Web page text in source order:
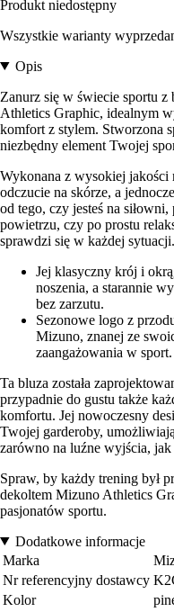
Produkt niedostępny
Wszystkie warianty
Opis
Zanurz się w świecie sportu
Athletics Graphic, idealnym
komfort z stylem. Stworzona
niezbędny element Twojej
Wykonana z wysokiej jakości
odczucie na skórze, a
od tego, czy jesteś na
powietrzu, czy po prostu
sprawdzi się w każdej sytuacji.
Jej klasyczny krój i
noszenia, a starannie
bez zarzutu.
Sezonowe logo z
Mizuno, znanej ze
zaangażowania w sport.
Ta bluza została
przypadnie do gustu także
komfortu. Jej nowoczesny
Twojej garderoby,
zarówno na luźne wyjścia,
Spraw, by każdy trening był
dekoltem Mizuno Athletics
pasjonatów sportu.
Dodatkowe informacje
Marka
Nr referencyjny dostawcy
Kolor